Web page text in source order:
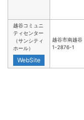
越谷コミュニ
ティセンター
（サンシティ
ホール）
WebSite
越谷市南越谷
1-2876-1